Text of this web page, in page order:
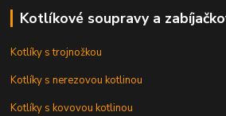
Kotlíkové soupravy a
Kotlíky s trojnožkou
Kotlíky s nerezovou kotlinou
Kotlíky s kovovou kotlinou